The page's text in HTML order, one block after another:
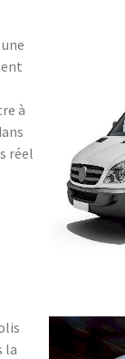
à
réel
la